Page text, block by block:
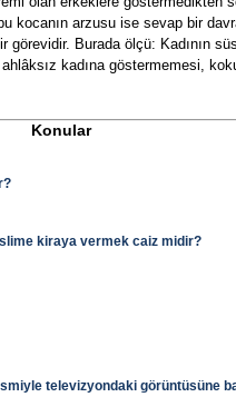
kocanın arzusu ise sevap bir
görevidir. Burada ölçü: Kadının
kadına göstermemesi,
Konular
kiraya vermek caiz midir?
televizyondaki görüntüsüne